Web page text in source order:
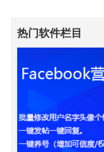
热门软件栏目